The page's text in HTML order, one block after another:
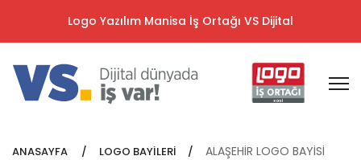
Logo Yazılım Manisa İş Ortağı VS Dijital
ANASAYFA LOGO BAYİLERİ ALAŞEHİR LOGO BAYİSİ